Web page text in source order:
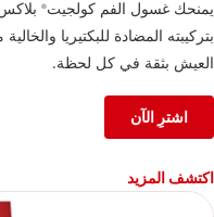
يمنحك غسول الفم كولجيت®
بتركيبته المضادة للبكتيريا
العيش بثقة في كل لحظة.
اشترِ الآن
اكتشف المزيد